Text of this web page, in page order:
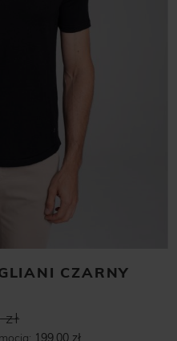
CZARNY
199,00 zł